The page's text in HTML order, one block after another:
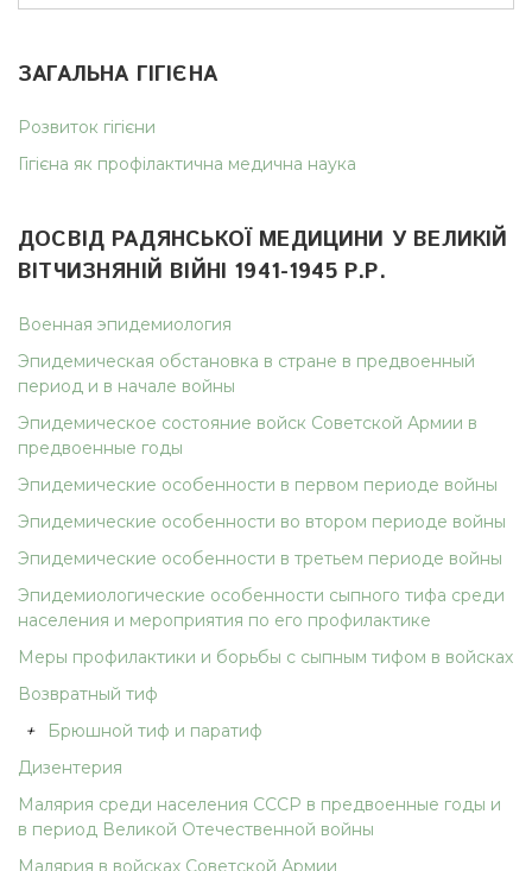
ЗАГАЛЬНА ГІГІЄНА
Розвиток гігієни
Гігієна як профілактична медична наука
ДОСВІД РАДЯНСЬКОЇ МЕДИЦИНИ У ВЕЛИКІЙ
ВІТЧИЗНЯНІЙ ВІЙНІ 1941-1945 Р.Р.
Военная эпидемиология
Эпидемическая обстановка в стране в предвоенный
период и в начале войны
Эпидемическое состояние войск Советской Армии в
предвоенные годы
Эпидемические особенности в первом периоде войны
Эпидемические особенности во втором периоде войны
Эпидемические особенности в третьем периоде войны
Эпидемиологические особенности сыпного тифа среди
населения и мероприятия по его профилактике
Меры профилактики и борьбы с сыпным тифом в войсках
Возвратный тиф
+
Брюшной тиф и паратиф
Дизентерия
Малярия среди населения СССР в предвоенные годы и
в период Великой Отечественной войны
Малярия в войсках Советской Армии